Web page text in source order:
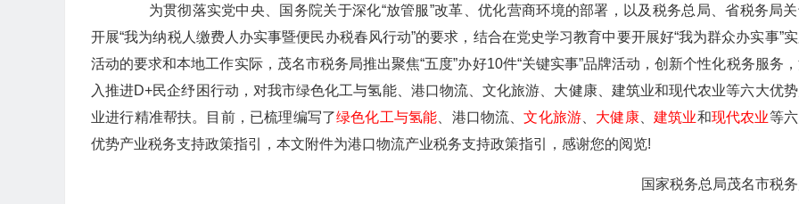
为贯彻落实党中央、国务院关于深化“放管服”改革、优化营商环境的部署，以及税务总局、省税务局
开展“我为纳税人缴费人办实事暨便民办税春风行动”的要求，结合在党史学习教育中要开展好“我为群众办实事”
活动的要求和本地工作实际，茂名市税务局推出聚焦“五度”办好10件“关键实事”品牌活动，创新个性化税务服务
入推进D+民企纾困行动，对我市绿色化工与氢能、港口物流、文化旅游、大健康、建筑业和现代农业等六大优
业进行精准帮扶。目前，已梳理编写了绿色化工与氢能 、港口物流、文化旅游 大健康、建筑业和现代农业等
优势产业税务支持政策指引，本文附件为港口物流产业税务支持政策指引，感谢您的阅览!
国家税务总局茂名市税